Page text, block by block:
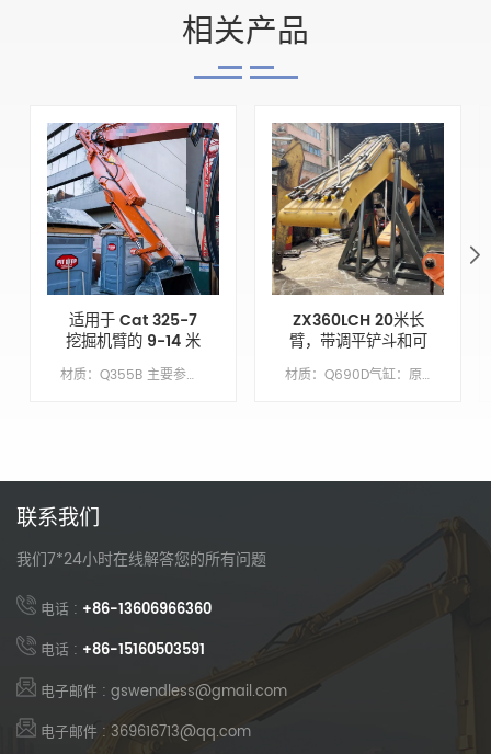
相关产品
适用于 Cat 325-7
挖掘机臂的 9-14 米
可伸缩斗杆增强挖掘
能力 材质：Q355B 主要参数 模型 CAT325-7 动臂长度 XX 臂长 9 铲斗容积/M&sup3; 0.7 配重 不需要
ZX360LCH 20米长
臂，带调平铲斗和可
拆卸铲斗齿 材质：Q690D气缸：原始尺寸繁荣：1137万臂长：8.63 米桶：1.5 立方米底漆/涂层：喷涂富锌底漆
联系我们
我们7*24小时在线解答您的所有问题
电话 : +86-13606966360
电话 : +86-15160503591
电子邮件 : gswendless@gmail.com
电子邮件 : 369616713@qq.com